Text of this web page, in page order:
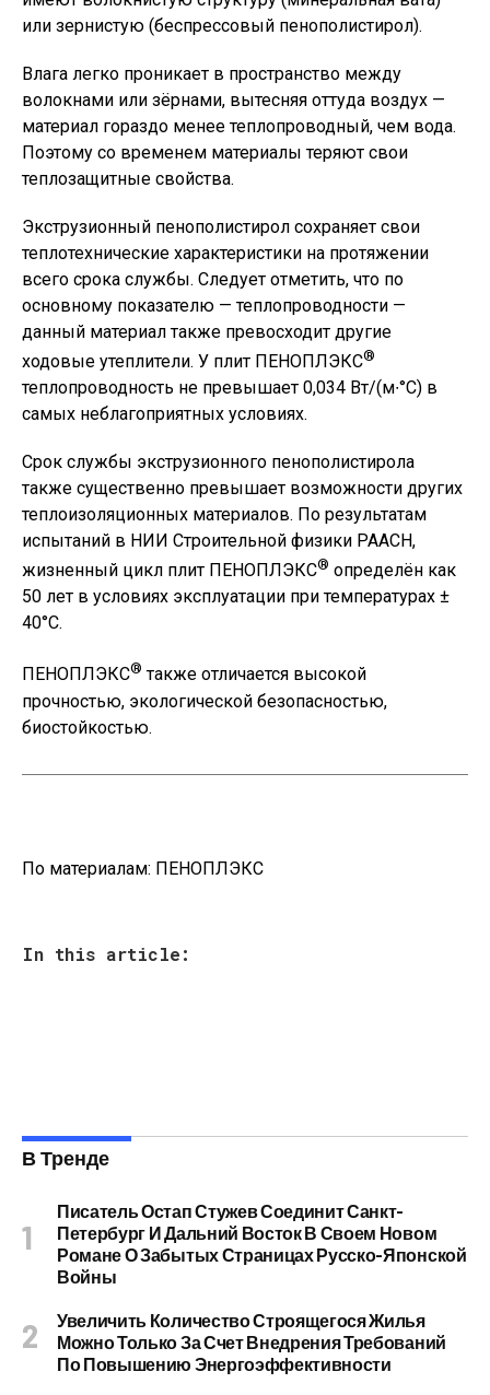
или зернистую (беспрессовый пенополистирол).
Влага легко проникает в пространство между
волокнами или зёрнами, вытесняя оттуда воздух —
материал гораздо менее теплопроводный, чем вода.
Поэтому со временем материалы теряют свои
теплозащитные свойства.
Экструзионный пенополистирол сохраняет свои
теплотехнические характеристики на протяжении
всего срока службы. Следует отметить, что по
основному показателю — теплопроводности —
данный материал также превосходит другие
ходовые утеплители. У плит ПЕНОПЛЭКС®
теплопроводность не превышает 0,034 Вт/(м∙°С) в
самых неблагоприятных условиях.
Срок службы экструзионного пенополистирола
также существенно превышает возможности других
теплоизоляционных материалов. По результатам
испытаний в НИИ Строительной физики РААСН,
жизненный цикл плит ПЕНОПЛЭКС® определён как
50 лет в условиях эксплуатации при температурах ±
40°С.
ПЕНОПЛЭКС® также отличается высокой
прочностью, экологической безопасностью,
биостойкостью.
По материалам: ПЕНОПЛЭКС
In this article:
В Тренде
Писатель Остап Стужев Соединит Санкт-
Петербург И Дальний Восток В Своем Новом
Романе О Забытых Страницах Русско-Японской
Войны
Увеличить Количество Строящегося Жилья
Можно Только За Счет Внедрения Требований
По Повышению Энергоэффективности